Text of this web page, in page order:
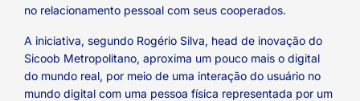
no relacionamento pessoal com seus cooperados.
A iniciativa, segundo Rogério Silva, head de inovação do
Sicoob Metropolitano, aproxima um pouco mais o digital
do mundo real, por meio de uma interação do usuário no
mundo digital com uma pessoa física representada por um